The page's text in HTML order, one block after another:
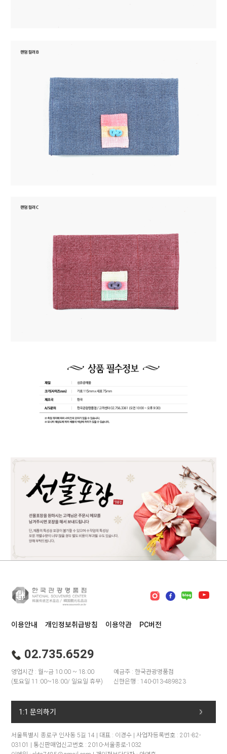
이용안내 개인정보취급방침 이용약관 PC버전
02.735.6529
영업시간 : 월~금 10:00 ~ 18:00
(토요일 11:00~18:00/ 일요일 휴무)
예금주 : 한국관광명품점
신한은행 : 140-013-489823
1:1 문의하기
서울특별시 종로구 인사동 5길 14 | 대표 : 이경수 | 사업자등록번호 : 201-82-
03101 | 통신판매업신고번호 : 2010-서울종로-1032